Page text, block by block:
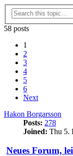
58 posts
1
2
3
4
5
6
Next
Hakon Borgarsson
Posts: 278
Joined: Thu 5.
Neues Forum,